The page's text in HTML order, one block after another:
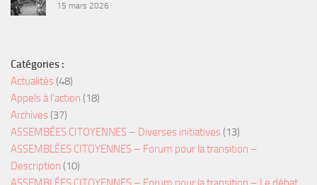
15 mars 2026
Catégories :
Actualités (48)
Appels à l'action (18)
Archives (37)
ASSEMBÉES CITOYENNES – Diverses initiatives (13)
ASSEMBLÉES CITOYENNES – Forum pour la transition –
Description (10)